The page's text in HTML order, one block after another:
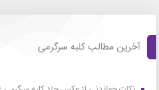
آخرین مطالب کلبه سرگرمی